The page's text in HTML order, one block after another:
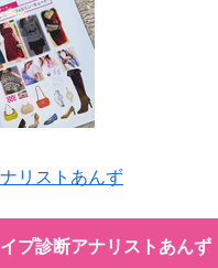
リストあんず
プ診断アナリストあんず